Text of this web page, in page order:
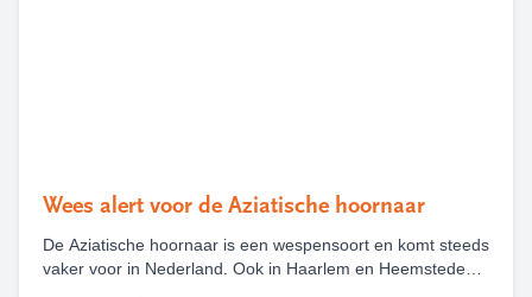
Wees alert voor de Aziatische hoornaar
De Aziatische hoornaar is een wespensoort en komt steeds
vaker voor in Nederland. Ook in Haarlem en Heemstede